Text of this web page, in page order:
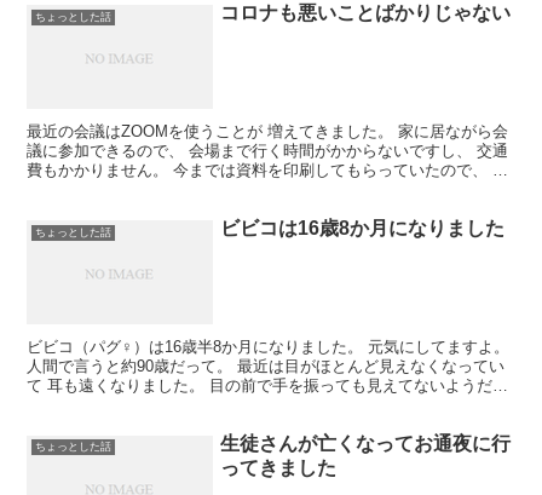
ちょっとした話 コロナも悪いことばかりじゃない
最近の会議はZOOMを使うことが 増えてきました。 家に居ながら会
議に参加できるので、 会場まで行く時間がかからないですし、 交通
費もかかりません。 今までは資料を印刷してもらっていたので、 毎
ちょっとした話 ビビコは16歳8か月になりました
ビビコ（パグ♀）は16歳半8か月になりました。 元気にしてますよ。
人間で言うと約90歳だって。 最近は目がほとんど見えなくなってい
て 耳も遠くなりました。 目の前で手を振っても見えてないようだ
ちょっとした話
生徒さんが亡くなってお通夜に行
ってきました